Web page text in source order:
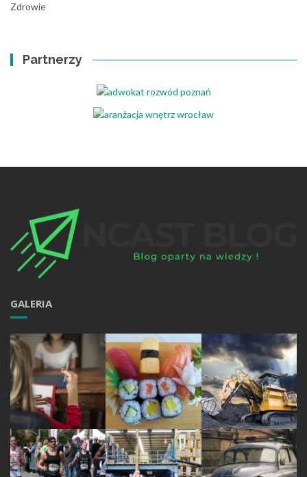
Zdrowie
Partnerzy
GALERIA